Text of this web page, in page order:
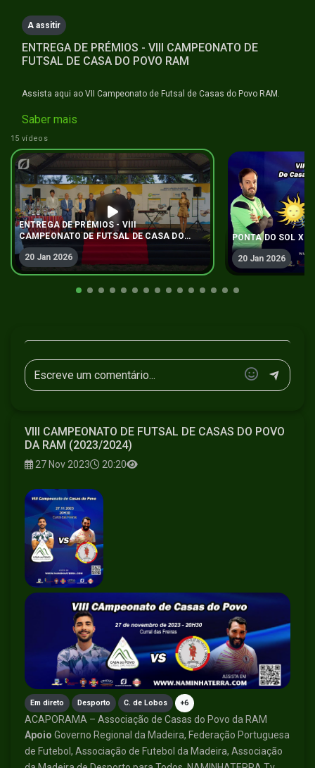
A assitir
ENTREGA DE PRÉMIOS - VIII CAMPEONATO DE
FUTSAL DE CASA DO POVO RAM
Assista aqui ao VII Campeonato de Futsal de Casas do Povo RAM.
Saber mais
15 vídeos
ENTREGA DE PRÉMIOS - VIII
CAMPEONATO DE FUTSAL DE CASA DO
POVO RAM
20 Jan 2026
PONTA DO SOL X
20 Jan 2026
VIII CAMPEONATO DE FUTSAL DE CASAS DO POVO
DA RAM (2023/2024)
27 Nov 2023 20:20
Em direto Desporto C. de Lobos +6
ACAPORAMA – Associação de Casas do Povo da RAM
Apoio Governo Regional da Madeira, Federação Portuguesa
de Futebol, Associação de Futebol da Madeira, Associação